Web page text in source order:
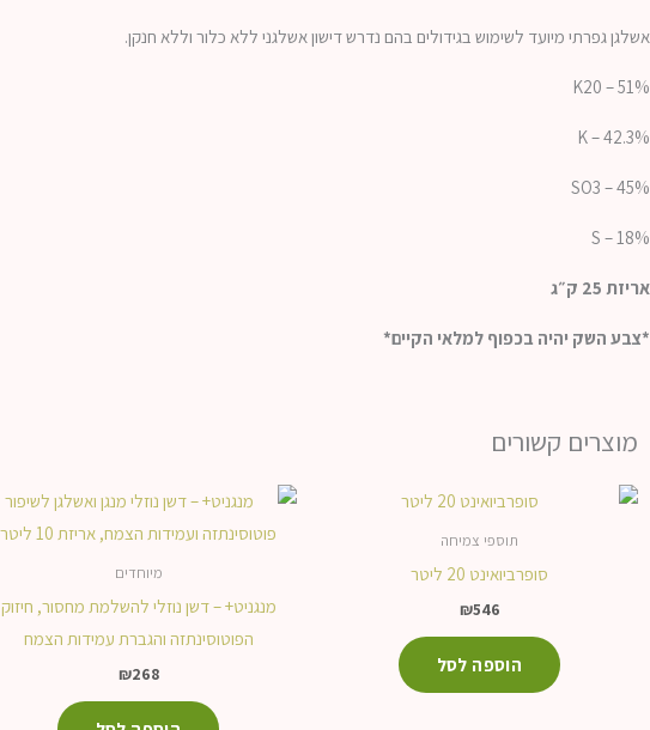
אשלגן גפרתי מיועד לשימוש בגידולים בהם נדרש דישון אשלגני ללא כלור וללא חנקן.
K20 – 51%
K – 42.3%
SO3 – 45%
S – 18%
אריזת 25 ק״ג
*צבע השק יהיה בכפוף למלאי הקיים*
מוצרים קשורים
תוספי צמיחה
סופרביואינט 20 ליטר
₪546
הוספה לסל
מיוחדים
מנגניט+ – דשן נוזלי להשלמת מחסור, חיזוק
הפוטוסינתזה והגברת עמידות הצמח
₪268